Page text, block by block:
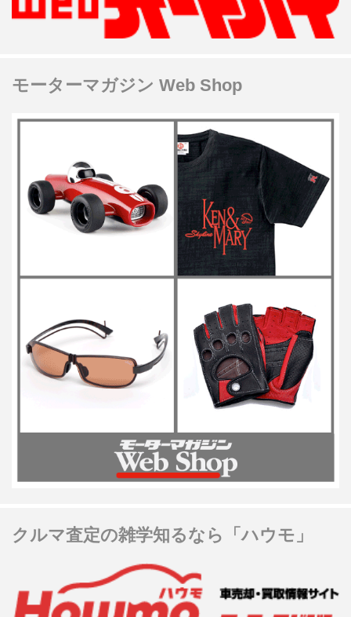
モーターマガジン Web Shop
クルマ査定の雑学知るなら「ハウモ」